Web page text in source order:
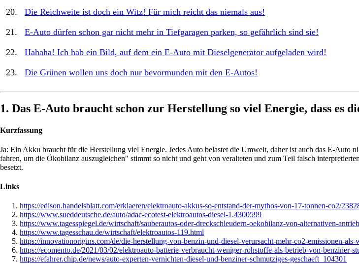
Die Reichweite ist doch ein Witz! Für mich reicht das niemals aus!
E-Auto dürfen schon gar nicht mehr in Tiefgaragen parken, so gefährlich sind sie!
Hahaha! Ich hab ein Bild, auf dem ein E-Auto mit Dieselgenerator aufgeladen wird!
Die Grünen wollen uns doch nur bevormunden mit den E-Autos!
1. Das E-Auto braucht schon zur Herstellung so viel Energie, dass es
Kurzfassung
Ja: Ein Akku braucht für die Herstellung viel Energie. Jedes Auto belastet die Umwelt, daher ist auch das E-Auto
fahren, um die Ökobilanz auszugleichen" stimmt so nicht und geht von veralteten und zum Teil falsch
besetzt.
Links
https://edison.handelsblatt.com/erklaeren/elektroauto-akkus-so-entstand-der-mythos-von-17-tonnen-co2/
https://www.sueddeutsche.de/auto/adac-ecotest-elektroautos-diesel-1.4300599
https://www.tagesspiegel.de/wirtschaft/sauberautos-oder-dreckschleudern-oekobilanz-von-alternativen-
https://www.tagesschau.de/wirtschaft/elektroautos-119.html
https://innovationorigins.com/de/die-herstellung-von-benzin-und-diesel-verursacht-mehr-co2-emissionen-als-
https://ecomento.de/2021/03/02/elektroauto-batterie-verbraucht-weniger-rohstoffe-als-betrieb-von-benziner-
https://efahrer.chip.de/news/auto-experten-vernichten-diesel-und-benziner-schmutziges-geschaeft_104301